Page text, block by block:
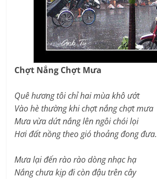
Chợt Nắng Chợt Mưa
Quê hương tôi chỉ hai mùa khô ướt
Vào hè thường khi chợt nắng chợt mưa
Mưa vừa dứt nắng lên ngôi chói lọi
Hơi đất nồng theo gió thoảng đong đưa.
Mưa lại đến rào rào dòng nhạc hạ
Nắng chưa kịp đi còn đậu trên cây